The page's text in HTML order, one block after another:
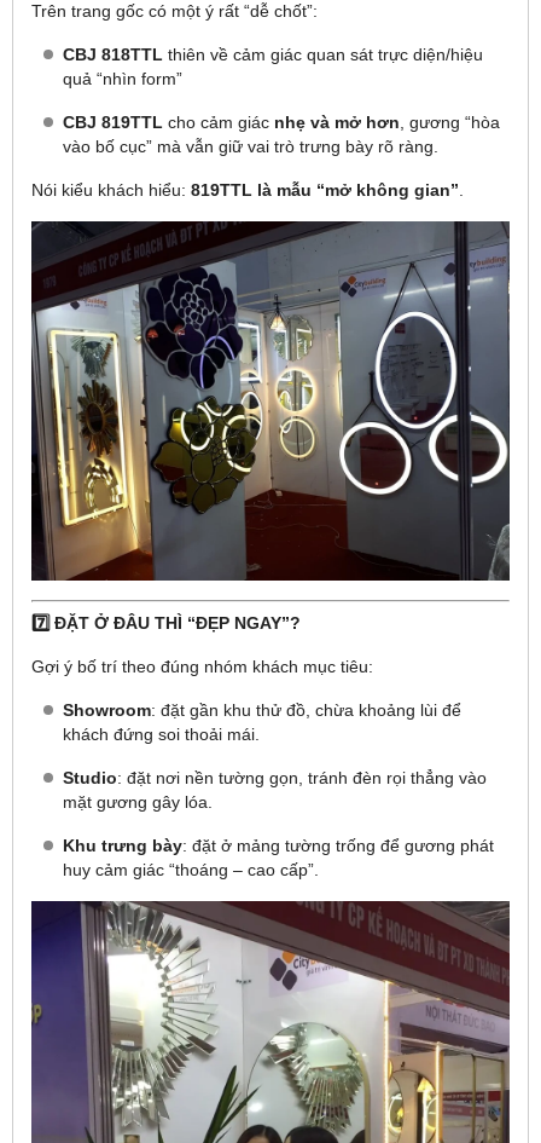
Trên trang gốc có một ý rất “dễ chốt”:
CBJ 818TTL thiên về cảm giác quan sát trực diện/hiệu
quả “nhìn form”
CBJ 819TTL cho cảm giác nhẹ và mở hơn, gương “hòa
vào bố cục” mà vẫn giữ vai trò trưng bày rõ ràng.
Nói kiểu khách hiểu: 819TTL là mẫu “mở không gian”.
7️⃣ ĐẶT Ở ĐÂU THÌ “ĐẸP NGAY”?
Gợi ý bố trí theo đúng nhóm khách mục tiêu:
Showroom: đặt gần khu thử đồ, chừa khoảng lùi để
khách đứng soi thoải mái.
Studio: đặt nơi nền tường gọn, tránh đèn rọi thẳng vào
mặt gương gây lóa.
Khu trưng bày: đặt ở mảng tường trống để gương phát
huy cảm giác “thoáng – cao cấp”.